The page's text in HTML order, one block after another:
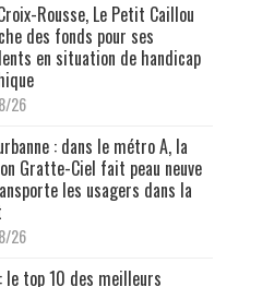
Rousse, Le Petit Caillou
des fonds pour ses
en situation de handicap
26
: dans le métro A, la
Gratte-Ciel fait peau neuve
les usagers dans la
26
le top 10 des meilleurs